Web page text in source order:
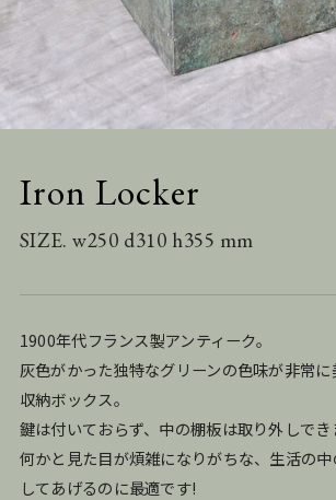
Iron Locker
SIZE. w250 d310 h355 mm
1900年代フランス製アンティーク。
灰色がかった独特なグリーンの色味が非常
収納ボックス。
鍵は付いておらず、中の棚板は取り外しでき
何かと見た目が煩雑になりがちな、生活の
してあげるのに最適です!